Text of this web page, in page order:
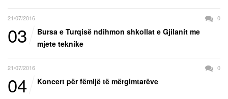
21/07/2016 0
03
Bursa e Turqisë ndihmon shkollat e Gjilanit me
mjete teknike
21/07/2016 0
04 Koncert për fëmijë të mërgimtarëve